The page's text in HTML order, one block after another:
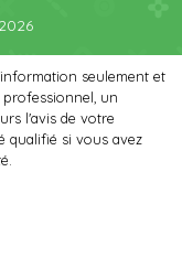
seulement et
professionnel, un
l'avis de votre
qualifié si vous avez